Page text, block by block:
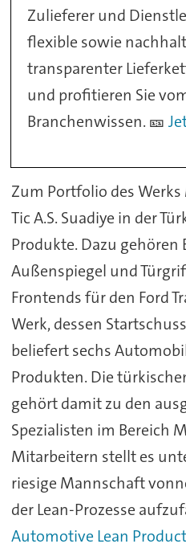
Zulieferer und
flexible sowie
transparenter
und profitieren Sie
Branchenwissen. 🎫
Zum Portfolio des
Tic A.S. Suadiye in der
Produkte. Dazu gehören
Außenspiegel und
Frontends für den Ford
Werk, dessen
beliefert sechs
Produkten. Die
gehört damit zu den
Spezialisten im Bereich
Mitarbeitern stellt es
riesige Mannschaft
der Lean-Prozesse
Automotive Lean